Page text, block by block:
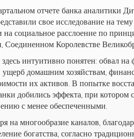
отчете банка аналитики
свое исследование на
на социальное расслоение по
Соединенном Королевстве
интуитивно понятен: обвал
домашним хозяйствам,
их активов. В попытке
добились эффекта, при котором
с менее обеспеченными.
на многообразие каналов,
богатства, согласно